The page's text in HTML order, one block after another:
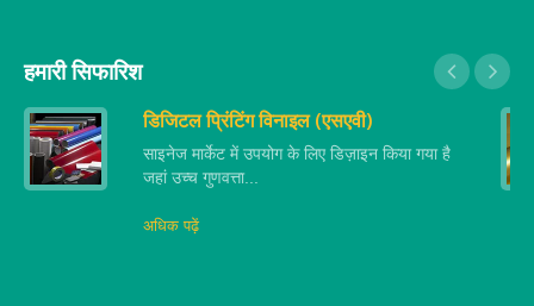
हमारी सिफारिश
डिजिटल प्रिंटिंग विनाइल (एसएवी)
साइनेज मार्केट में उपयोग के लिए डिज़ाइन किया गया है
जहां उच्च गुणवत्ता...
अधिक पढ़ें